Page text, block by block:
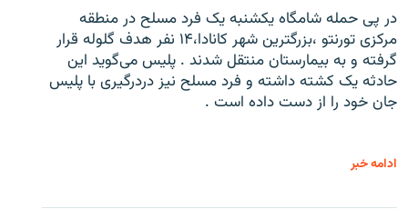
در پی حمله شامگاه یکشنبه یک فرد مسلح در منطقه
مرکزی تورنتو ،‌بزرگترین شهر کانادا،۱۴ نفر هدف گلوله قرار
گرفته و به بیمارستان منتقل شدند . پلیس می‌گوید این
حادثه یک کشته داشته و فرد مسلح نیز دردرگیری با پلیس
جان خود را از دست داده است .
ادامه خبر